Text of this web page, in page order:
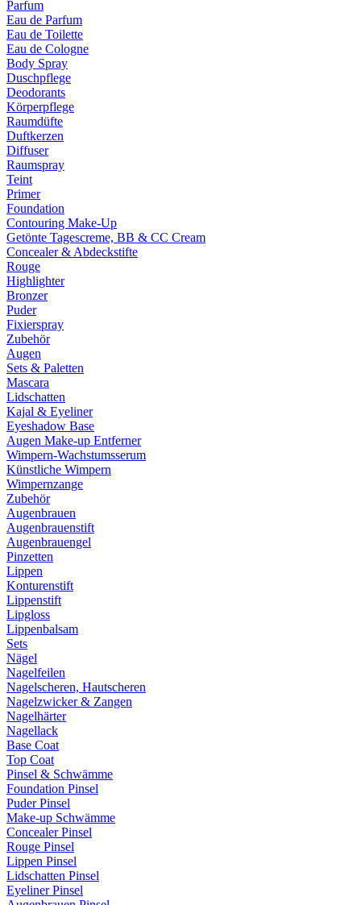
Parfum
Eau de Parfum
Eau de Toilette
Eau de Cologne
Body Spray
Duschpflege
Deodorants
Körperpflege
Raumdüfte
Duftkerzen
Diffuser
Raumspray
Teint
Primer
Foundation
Contouring Make-Up
Getönte Tagescreme, BB & CC Cream
Concealer & Abdeckstifte
Rouge
Highlighter
Bronzer
Puder
Fixierspray
Zubehör
Augen
Sets & Paletten
Mascara
Lidschatten
Kajal & Eyeliner
Eyeshadow Base
Augen Make-up Entferner
Wimpern-Wachstumsserum
Künstliche Wimpern
Wimpernzange
Zubehör
Augenbrauen
Augenbrauenstift
Augenbrauengel
Pinzetten
Lippen
Konturenstift
Lippenstift
Lipgloss
Lippenbalsam
Sets
Nägel
Nagelfeilen
Nagelscheren, Hautscheren
Nagelzwicker & Zangen
Nagelhärter
Nagellack
Base Coat
Top Coat
Pinsel & Schwämme
Foundation Pinsel
Puder Pinsel
Make-up Schwämme
Concealer Pinsel
Rouge Pinsel
Lippen Pinsel
Lidschatten Pinsel
Eyeliner Pinsel